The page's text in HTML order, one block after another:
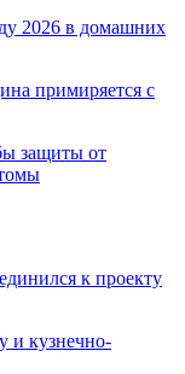
2026 в домашних
примиряется с
защиты от
к проекту
и кузнечно-